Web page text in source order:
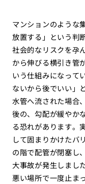
マンションのような
放置する」という判
社会的なリスクを孕
から伸びる横引き管
いう仕組みになって
ないから後でいい」
水管へ流された場合
後の、勾配が緩やか
る恐れがあります。
して固まりかけたバ
の階で配管が閉塞し
大事故が発生しまし
悪い場所で一度止ま